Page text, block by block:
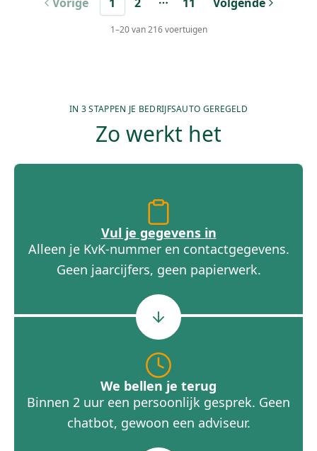
More pages
1–20van 216voertuigen
IN 3 STAPPEN JE BEDRIJFSAUTO GEREGELD
Zo werkt het
Vul je gegevens in
Alleen je KvK-nummer en contactgegevens.
Geen jaarcijfers, geen papierwerk.
We bellen je terug
Binnen 2 uur een persoonlijk gesprek. Geen
chatbot, gewoon een adviseur.